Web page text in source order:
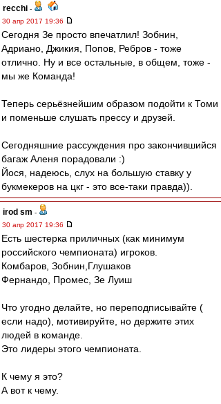
recchi -
30 апр 2017 19:36
Сегодня Зе просто впечатлил! Зобнин,
Адриано, Джикия, Попов, Ребров - тоже
отлично. Ну и все остальные, в общем, тоже -
мы же Команда!
Теперь серьёзнейшим образом подойти к Томи
и поменьше слушать прессу и друзей.
Сегодняшние рассуждения про закончившийся
багаж Аленя порадовали :)
Йося, надеюсь, слух на большую ставку у
букмекеров на цкг - это все-таки правда)).
irod sm -
30 апр 2017 19:36
Есть шестерка приличных (как минимум
российского чемпионата) игроков.
Комбаров, Зобнин,Глушаков
Фернандо, Промес, Зе Луиш
Что угодно делайте, но переподписывайте (
если надо), мотивируйте, но держите этих
людей в команде.
Это лидеры этого чемпионата.
К чему я это?
А вот к чему.